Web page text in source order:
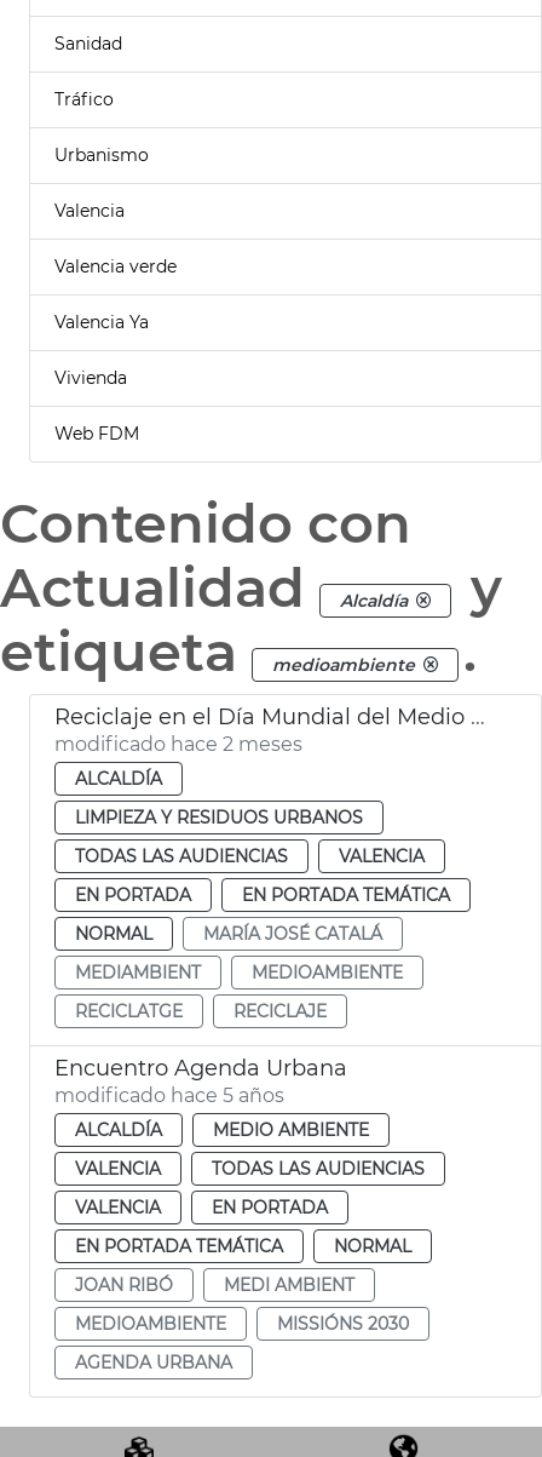
Sanidad
Tráfico
Urbanismo
Valencia
Valencia verde
Valencia Ya
Vivienda
Web FDM
Contenido con
Actualidad
Alcaldía
y
etiqueta
medioambiente .
Reciclaje en el Día Mundial del Medio Ambiente València
modificado hace 2 meses
ALCALDÍA
LIMPIEZA Y RESIDUOS URBANOS
TODAS LAS AUDIENCIAS
VALENCIA
EN PORTADA
EN PORTADA TEMÁTICA
NORMAL
MARÍA JOSÉ CATALÁ
MEDIAMBIENT
MEDIOAMBIENTE
RECICLATGE
RECICLAJE
Encuentro Agenda Urbana
modificado hace 5 años
ALCALDÍA
MEDIO AMBIENTE
VALENCIA
TODAS LAS AUDIENCIAS
VALENCIA
EN PORTADA
EN PORTADA TEMÁTICA
NORMAL
JOAN RIBÓ
MEDI AMBIENT
MEDIOAMBIENTE
MISSIÓNS 2030
AGENDA URBANA